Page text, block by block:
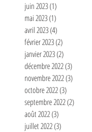
juin 2023(1)
mai 2023(1)
avril 2023(4)
février 2023(2)
janvier 2023(2)
décembre 2022(3)
novembre 2022(3)
octobre 2022(3)
septembre 2022(2)
août 2022(3)
juillet 2022(3)